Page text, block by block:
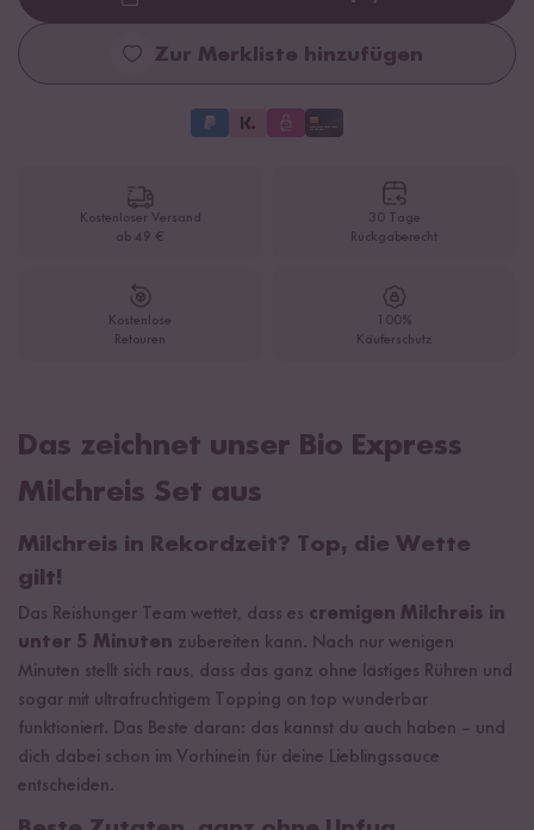
Loading...
Zur Merkliste hinzufügen
Kostenloser Versand
ab 49 €
30 Tage
Rückgaberecht
Kostenlose
Retouren
100%
Käuferschutz
Das zeichnet unser Bio Express
Milchreis Set aus
Milchreis in Rekordzeit? Top, die Wette
gilt!
Das Reishunger Team wettet, dass es cremigen Milchreis in
unter 5 Minuten zubereiten kann. Nach nur wenigen
Minuten stellt sich raus, dass das ganz ohne lästiges Rühren und
sogar mit ultrafruchtigem Topping on top wunderbar
funktioniert. Das Beste daran: das kannst du auch haben – und
dich dabei schon im Vorhinein für deine Lieblingssauce
entscheiden.